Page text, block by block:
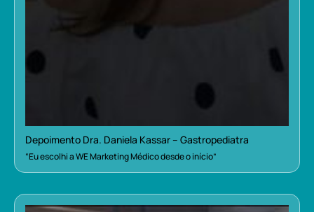
Depoimento Dra. Daniela Kassar – Gastropediatra
“Eu escolhi a WE Marketing Médico desde o início”